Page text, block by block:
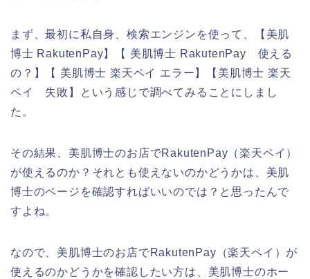
まず、最初に私自身、検索エンジンを使って、【美肌
博士 RakutenPay】【 美肌博士 RakutenPay 使える
の？】【 美肌博士 楽天ペイ エラー】【美肌博士 楽天
ペイ 失敗】という感じで調べてみることにしまし
た。
その結果、美肌博士のお店でRakutenPay（楽天ペイ）
が使えるのか？それとも使えないのかどうかは、美肌
博士のページを確認すればいいのでは？と思ったんで
すよね。
なので、美肌博士のお店でRakutenPay（楽天ペイ）が
使えるのかどうかを確認したい方は、美肌博士のホー